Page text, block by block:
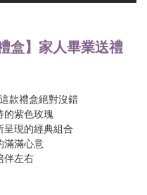
盒】家人畢業送禮
款禮盒絕對沒錯
的紫色玫瑰
呈現的經典組合
滿滿心意
伴左右